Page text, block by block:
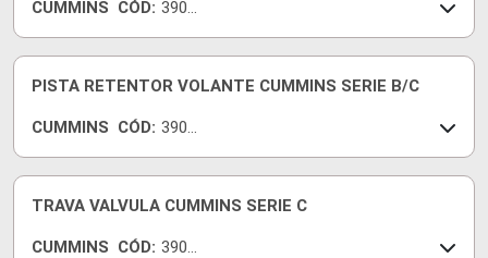
CUMMINS CÓD: 3906
PISTA RETENTOR VOLANTE CUMMINS SERIE B/C
CUMMINS CÓD: 3906
TRAVA VALVULA CUMMINS SERIE C
CUMMINS CÓD: 3901